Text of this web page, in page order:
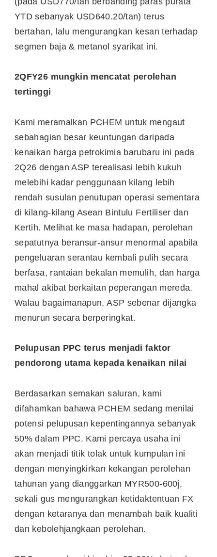
YTD sebanyak USD640.20/tan) terus
bertahan, lalu mengurangkan kesan terhadap
segmen baja & metanol syarikat ini.
2QFY26 mungkin mencatat perolehan
tertinggi
Kami meramalkan PCHEM untuk mengaut
sebahagian besar keuntungan daripada
kenaikan harga petrokimia barubaru ini pada
2Q26 dengan ASP terealisasi lebih kukuh
melebihi kadar penggunaan kilang lebih
rendah susulan penutupan operasi sementara
di kilang-kilang Asean Bintulu Fertiliser dan
Kertih. Melihat ke masa hadapan, perolehan
sepatutnya beransur-ansur menormal apabila
pengeluaran serantau kembali pulih secara
berfasa, rantaian bekalan memulih, dan harga
mahal akibat berkaitan peperangan mereda.
Walau bagaimanapun, ASP sebenar dijangka
menurun secara berperingkat.
Pelupusan PPC terus menjadi faktor
pendorong utama kepada kenaikan nilai
Berdasarkan semakan saluran, kami
difahamkan bahawa PCHEM sedang menilai
potensi pelupusan kepentingannya sebanyak
50% dalam PPC. Kami percaya usaha ini
akan menjadi titik tolak untuk kumpulan ini
dengan menyingkirkan kekangan perolehan
tahunan yang dianggarkan MYR500-600j,
sekali gus mengurangkan ketidaktentuan FX
dengan ketaranya dan menambah baik kualiti
dan kebolehjangkaan perolehan.